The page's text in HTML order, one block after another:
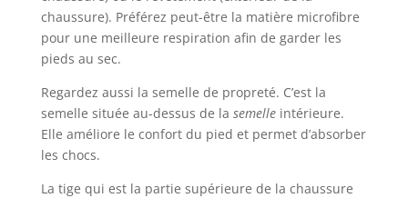
chaussure). Préférez peut-être la matière microfibre
pour une meilleure respiration afin de garder les
pieds au sec.
Regardez aussi la semelle de propreté. C’est la
semelle située au-dessus de la semelleintérieure.
Elle améliore le confort du pied et permet d’absorber
les chocs.
La tige qui est la partie supérieure de la chaussure